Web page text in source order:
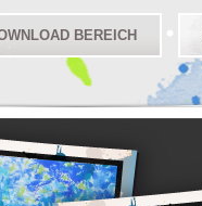
BEREICH